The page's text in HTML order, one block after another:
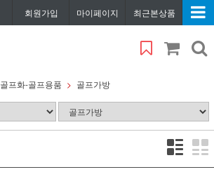
회원가입 마이페이지 최근본상품
골프화-골프용품 골프가방